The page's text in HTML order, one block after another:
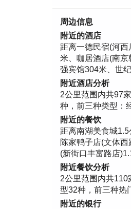
周边信息
附近的酒店
距离一德民宿(河
米、咖居酒店(南
强宾馆304米、世
附近酒店分析
2公里范围内共97
种，前三种类型：
附近的餐饮
距离南湖美食城
陈家鸭子店(文体
(新街口丰富路店
附近餐饮分析
2公里范围内共
型32种，前三种热
附近的银行